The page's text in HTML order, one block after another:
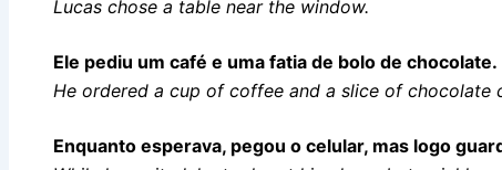
Lucas chose a table near the window.
Ele pediu um café e uma fatia de bolo de chocolate.
He ordered a cup of coffee and a slice of chocolate
Enquanto esperava, pegou o celular, mas logo